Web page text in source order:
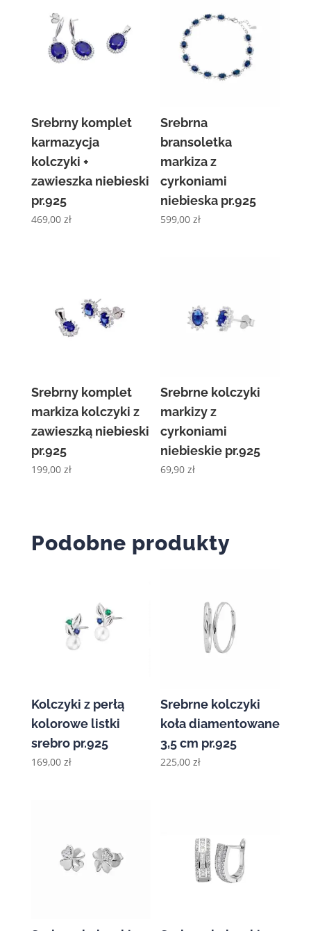
Srebrny komplet
karmazycja
kolczyki +
zawieszka niebieski
pr.925
469,00 zł
Srebrna
bransoletka
markiza z
cyrkoniami
niebieska pr.925
599,00zł
Srebrny komplet
markiza kolczyki z
zawieszką niebieski
pr.925
199,00 zł
Srebrne kolczyki
markizy z
cyrkoniami
niebieskie pr.925
69,90zł
Podobne produkty
Kolczyki z perłą
kolorowe listki
srebro pr.925
169,00 zł
Srebrne kolczyki
koła diamentowane
3,5 cm pr.925
225,00zł